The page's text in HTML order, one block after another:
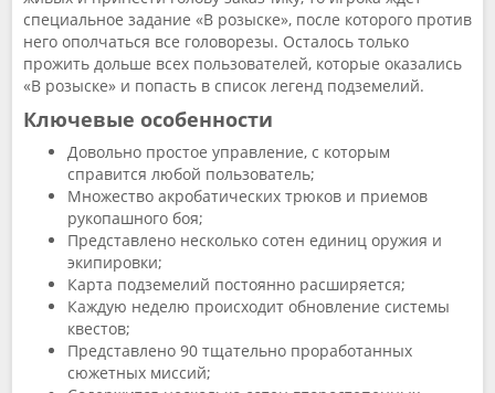
специальное задание «В розыске», после которого против
него ополчаться все головорезы. Осталось только
прожить дольше всех пользователей, которые оказались
«В розыске» и попасть в список легенд подземелий.
Ключевые особенности
Довольно простое управление, с которым
справится любой пользователь;
Множество акробатических трюков и приемов
рукопашного боя;
Представлено несколько сотен единиц оружия и
экипировки;
Карта подземелий постоянно расширяется;
Каждую неделю происходит обновление системы
квестов;
Представлено 90 тщательно проработанных
сюжетных миссий;